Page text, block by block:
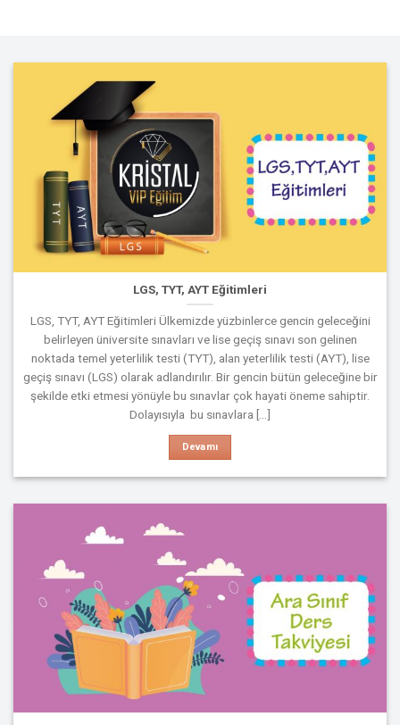
LGS, TYT, AYT Eğitimleri
LGS, TYT, AYT Eğitimleri Ülkemizde yüzbinlerce gencin geleceğini
belirleyen üniversite sınavları ve lise geçiş sınavı son gelinen
noktada temel yeterlilik testi (TYT), alan yeterlilik testi (AYT), lise
geçiş sınavı (LGS) olarak adlandırılır. Bir gencin bütün geleceğine bir
şekilde etki etmesi yönüyle bu sınavlar çok hayati öneme sahiptir.
Dolayısıyla bu sınavlara [...]
Devamı